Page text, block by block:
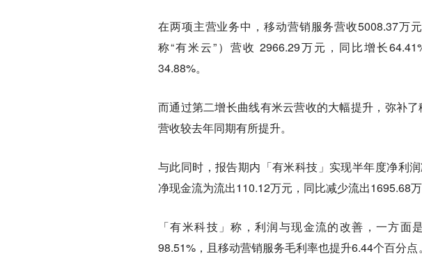
在两项主营业务中，移动营销服务营收5008.37万
称“有米云”）营收 2966.29万元，同比增长
34.88%。
而通过第二增长曲线有米云营收的大幅提升，弥补
营收较去年同期有所提升。
与此同时，报告期内「有米科技」实现半年度净利
净现金流为流出110.12万元，同比减少流出1695.68
「有米科技」称，利润与现金流的改善，一方
98.51%，且移动营销服务毛利率也提升6.44个百分